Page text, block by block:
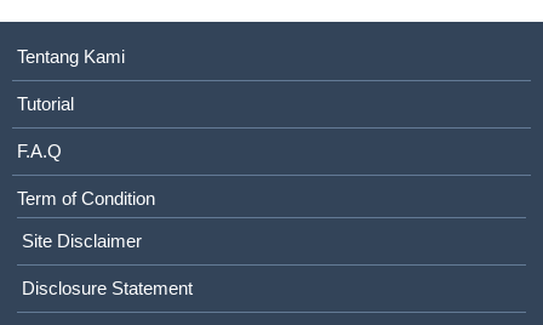
Tentang Kami
Tutorial
F.A.Q
Term of Condition
Site Disclaimer
Disclosure Statement